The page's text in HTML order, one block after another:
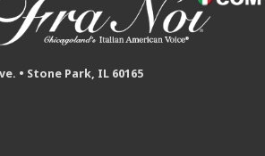
• Stone Park, IL 60165